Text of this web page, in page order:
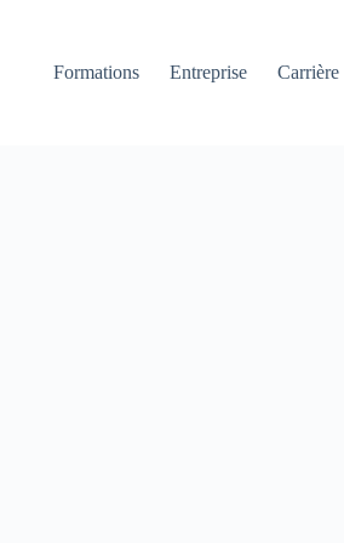
Formations
Entreprise Carrière